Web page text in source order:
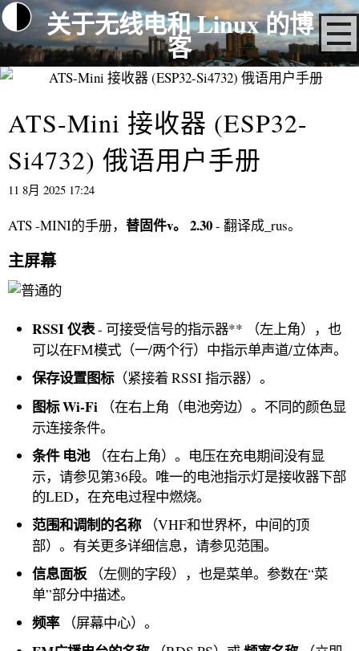
关于无线电和 Linux 的博
客
ATS-Mini 接收器 (ESP32-
Si4732) 俄语用户手册
11 8月 2025 17:24
ATS -MINI的手册， 替固件v。 2.30- 翻译成_rus。
主屏幕
RSSI仪表- 可接受信号的指示器** （左上角），也
可以在FM模式（一/两个行）中指示单声道/立体声。
保存设置图标（紧接着 RSSI 指示器）。
图标Wi-Fi （在右上角（电池旁边）。不同的颜色显
示连接条件。
条件 电池（在右上角）。电压在充电期间没有显
示，请参见第36段。唯一的电池指示灯是接收器下部
的LED，在充电过程中燃烧。
范围和调制的名称（VHF和世界杯，中间的顶
部）。有关更多详细信息，请参见范围。
信息面板 （左侧的字段），也是菜单。参数在“菜
单”部分中描述。
频率（屏幕中心）。